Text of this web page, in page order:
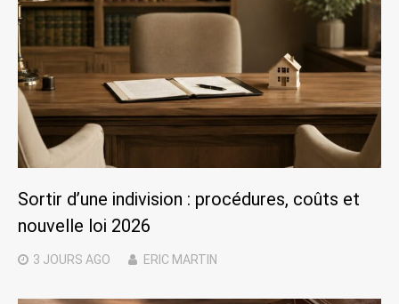
Sortir d’une indivision : procédures, coûts et
nouvelle loi 2026
3 JOURS AGO ERIC MARTIN